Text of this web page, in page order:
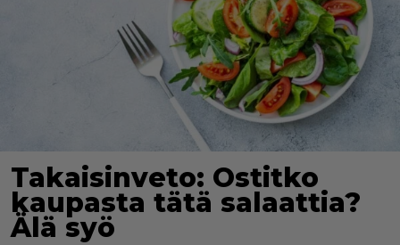
Takaisinveto: Ostitko
kaupasta tätä salaattia?
Älä syö